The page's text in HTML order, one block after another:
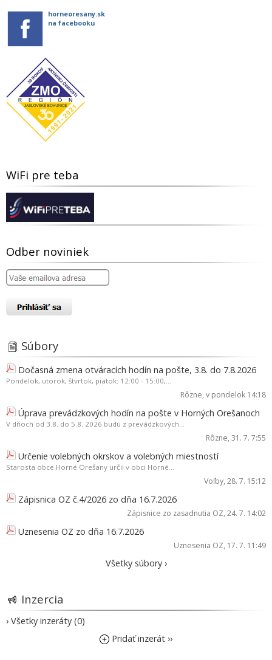
horneoresany.sk
na facebooku
WiFi pre teba
Odber noviniek
Súbory
Dočasná zmena otváracích hodín na pošte, 3.8. do 7.8.2026
Pondelok, utorok, štvrtok, piatok: 12:00 - 15:00,...
Rôzne, v pondelok 14:18
Úprava prevádzkových hodín na pošte v Horných Orešanoch
V dňoch od 3.8. do 5.8. 2026 budú z prevádzkových...
Rôzne, 31. 7. 7:55
Určenie volebných okrskov a volebných miestností
Starosta obce Horné Orešany určil v obci Horné...
Voľby, 28. 7. 15:12
Zápisnica OZ č.4/2026 zo dňa 16.7.2026
Zápisnice zo zasadnutia OZ, 24. 7. 14:02
Uznesenia OZ zo dňa 16.7.2026
Uznesenia OZ, 17. 7. 11:49
Všetky súbory ›
Inzercia
› Všetky inzeráty (0)
Pridať inzerát ››